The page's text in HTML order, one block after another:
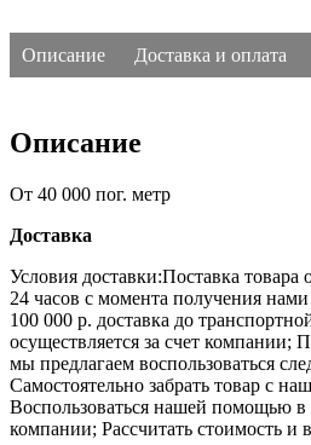
Описание Доставка и оплата
Описание
От 40 000 пог. метр
Доставка
Условия доставки:Поставка товара
24 часов с момента получения
100 000 р. доставка до
осуществляется за счет компании;
мы предлагаем воспользоваться
Самостоятельно забрать товар с
Воспользоваться нашей помощью в
компании; Рассчитать стоимость и